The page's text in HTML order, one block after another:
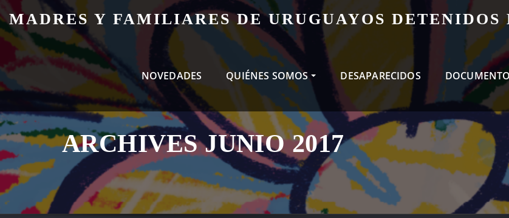
Skip
to
content
MADRES Y FAMILIARES DE URUGUAYOS DETENIDOS
NOVEDADES QUIÉNES SOMOS DESAPARECIDOS
ARCHIVES JUNIO 2017